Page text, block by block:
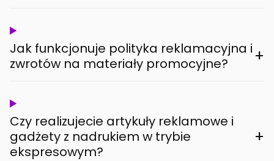
Jak funkcjonuje polityka reklamacyjna i
zwrotów na materiały promocyjne?
+
Czy realizujecie artykuły reklamowe i
gadżety z nadrukiem w trybie
ekspresowym?
+